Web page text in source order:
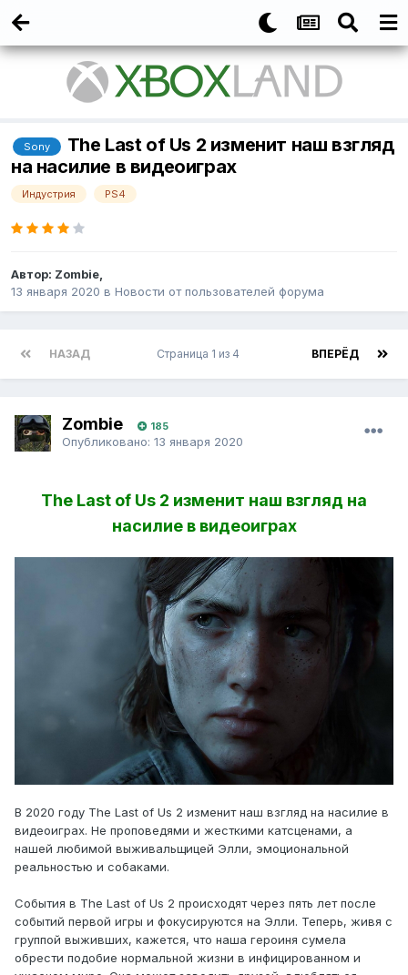
Sony
The Last of Us 2 изменит наш взгляд
на насилие в видеоиграх
Индустрия PS4
Автор: Zombie,
13 января 2020 в Новости от пользователей форума
НАЗАД ВПЕРЁД
Страница 1 из 4
Zombie 185
Опубликовано: 13 января 2020
The Last of Us 2 изменит наш взгляд на
насилие в видеоиграх
В 2020 году The Last of Us 2 изменит наш взгляд на насилие в
видеоиграх. Не проповедями и жесткими катсценами, а
нашей любимой выживальщицей Элли, эмоциональной
реальностью и собаками.
События в The Last of Us 2 происходят через пять лет после
событий первой игры и фокусируются на Элли. Теперь, живя с
группой выживших, кажется, что наша героиня сумела
обрести подобие нормальной жизни в инфицированном и